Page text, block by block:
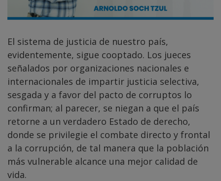
El sistema de justicia de nuestro país,
evidentemente, sigue cooptado. Los jueces
señalados por organizaciones nacionales e
internacionales de impartir justicia selectiva,
sesgada y a favor del pacto de corruptos lo
confirman; al parecer, se niegan a que el país
retorne a un verdadero Estado de derecho,
donde se privilegie el combate directo y frontal
a la corrupción, de tal manera que la población
más vulnerable alcance una mejor calidad de
vida.